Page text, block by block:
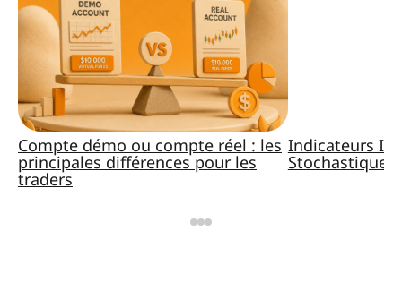
Compte démo ou compte réel : les
principales différences pour les
traders
Indicateurs IQ
Stochastique,